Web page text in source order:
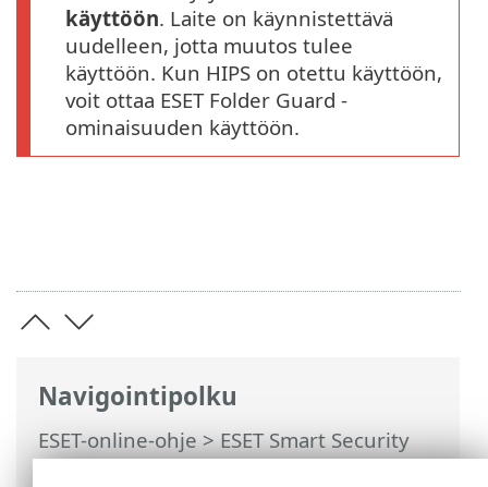
Navigointipolku
ESET-online-ohje>ESET Smart Security
Premium>Tuotteen ESET Smart Security
käyttöön. Laite on käynnistettävä
uudelleen, jotta muutos tulee
käyttöön. Kun HIPS on otettu käyttöön,
voit ottaa ESET Folder Guard -
ominaisuuden käyttöön.